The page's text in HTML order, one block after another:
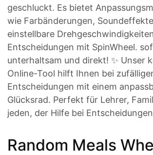
geschluckt. Es bietet
wie Farbänderungen,
einstellbare
Entscheidungen mit SpinWheel.
unterhaltsam und direkt! ✨ Unser
Online-Tool hilft Ihnen bei
Entscheidungen mit einem
Glücksrad. Perfekt für Lehrer,
jeden, der Hilfe bei
Random Meals